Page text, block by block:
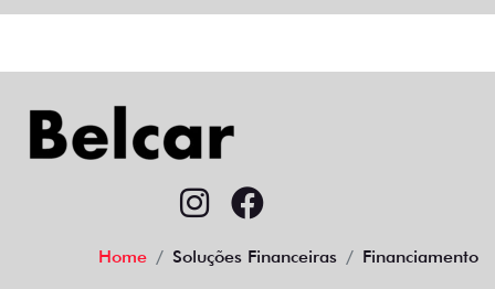
Home Soluções Financeiras Financiamento